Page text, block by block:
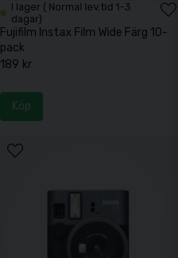
I lager ( Normal lev.tid 1-3
dagar)
Fujifilm Instax Film Wide Färg 10-
pack
189 kr
Köp